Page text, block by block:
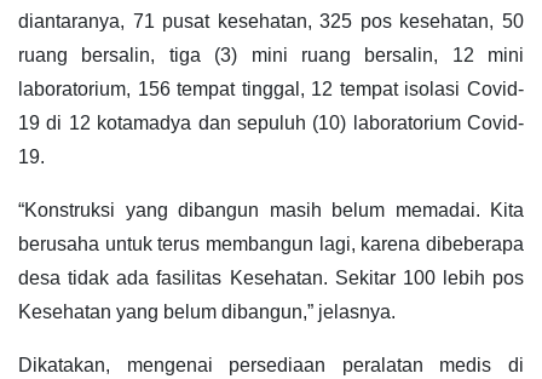
diantaranya, 71 pusat kesehatan, 325 pos kesehatan, 50
ruang bersalin, tiga (3) mini ruang bersalin, 12 mini
laboratorium, 156 tempat tinggal, 12 tempat isolasi Covid-
19 di 12 kotamadya dan sepuluh (10) laboratorium Covid-
19.
“Konstruksi yang dibangun masih belum memadai. Kita
berusaha untuk terus membangun lagi, karena dibeberapa
desa tidak ada fasilitas Kesehatan. Sekitar 100 lebih pos
Kesehatan yang belum dibangun,” jelasnya.
Dikatakan, mengenai persediaan peralatan medis di